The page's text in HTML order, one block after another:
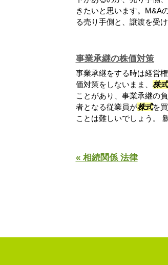
きたいと思います。M&A
る売り手側と、譲渡を受
事業承継の株価対策
事業承継をする時は経営
価対策をしないまま、 株式
ことがあり、事業承継の
者となる従業員が株式を
ことは難しいでしょう。
« 相続関係 法律